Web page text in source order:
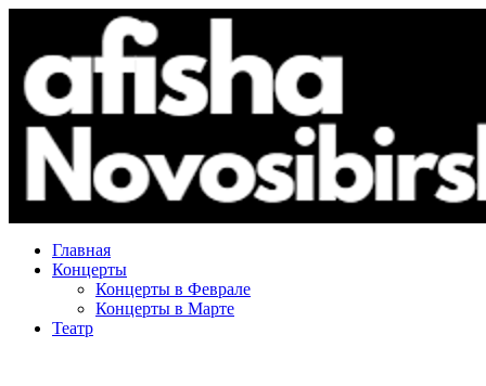
Главная
Концерты
Концерты в Феврале
Концерты в Марте
Театр